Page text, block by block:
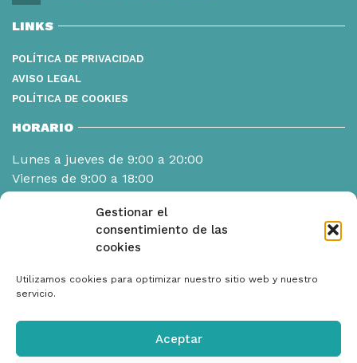
Gestionar el
consentimiento de las
cookies
Utilizamos cookies para optimizar nuestro sitio web y nuestro
servicio.
Aceptar
LINKS
POLÍTICA DE PRIVACIDAD
AVISO LEGAL
POLÍTICA DE COOKIES
HORARIO
Lunes a jueves de 9:00 a 20:00
Viernes de 9:00 a 18:00